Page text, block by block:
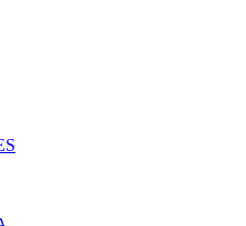
O Furgones